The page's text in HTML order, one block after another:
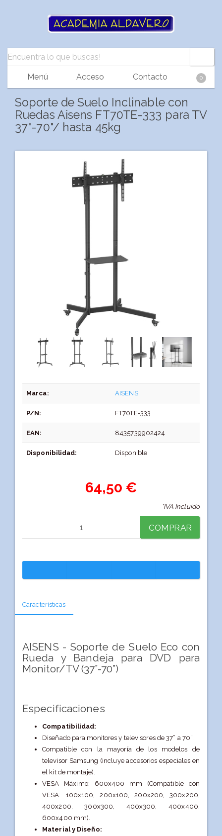
Menú Acceso Contacto 0
Soporte de Suelo Inclinable con
Ruedas Aisens FT70TE-333 para TV
37"-70"/ hasta 45kg
Marca: AISENS
P/N: FT70TE-333
EAN: 8435739902424
Disponibilidad: Disponible
64,50 €
*IVA Incluido
COMPRAR
Características
AISENS - Soporte de Suelo Eco con
Rueda y Bandeja para DVD para
Monitor/TV (37”-70”)
Especificaciones
Compatibilidad:
Diseñado para monitores y televisores de 37” a 70”.
Compatible con la mayoría de los modelos de
televisor Samsung (incluye accesorios especiales en
el kit de montaje).
VESA Máximo: 600x400 mm (Compatible con
VESA: 100x100, 200x100, 200x200, 300x200,
400x200, 300x300, 400x300, 400x400,
600x400 mm).
Material y Diseño: